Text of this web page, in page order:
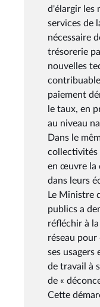
d'élargir les
services de
nécessaire
trésorerie
nouvelles
paiement
le taux, en
au niveau
Dans le
collectivités
en œuvre la
dans leurs
Le Ministre
publics a
réfléchir à
réseau
ses usagers
de travail à
de «
Cette